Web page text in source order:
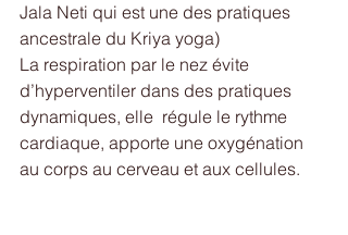
Jala Neti qui est une des pratiques
ancestrale du Kriya yoga)
La respiration par le nez évite
d’hyperventiler dans des pratiques
dynamiques, elle  régule le rythme
cardiaque, apporte une oxygénation
au corps au cerveau et aux cellules.